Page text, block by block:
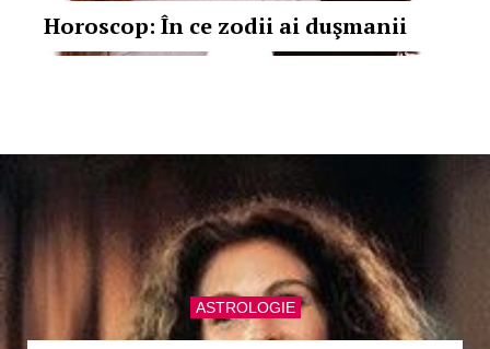
Horoscop: În ce zodii ai duşmanii
ASTROLOGIE